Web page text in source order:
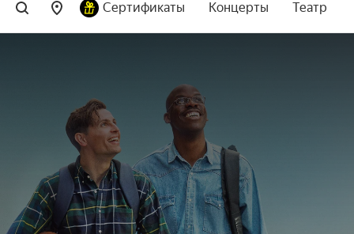
Сертификаты Концерты Театр